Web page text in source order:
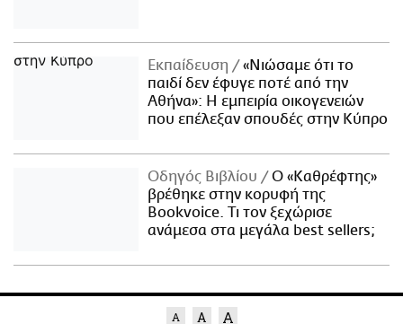
Εκπαίδευση
«Νιώσαμε ότι το
παιδί δεν έφυγε ποτέ από την
Αθήνα»: Η εμπειρία οικογενειών
που επέλεξαν σπουδές στην Κύπρο
Οδηγός Βιβλίου
Ο «Καθρέφτης»
βρέθηκε στην κορυφή της
Bookvoice. Τι τον ξεχώρισε
ανάμεσα στα μεγάλα best sellers;